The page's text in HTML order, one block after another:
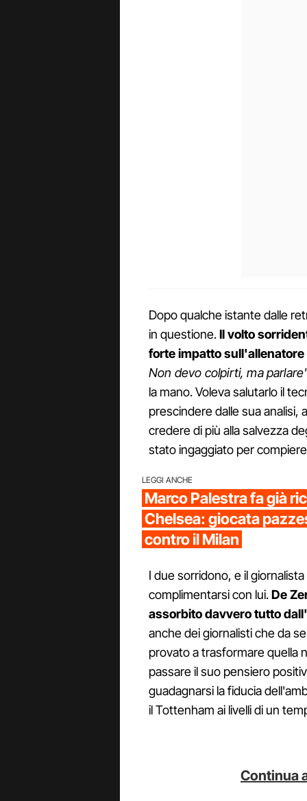
Dopo qualche istante dalle
in questione.Il volto
forte impatto
Non devo colpirti, ma
la mano. Voleva salutarlo il
prescindere dalle sua
credere di più alla salvezza
stato ingaggiato per
LEGGI ANCHE
Marco Palestra fa già
Chelsea: giocata
contro il Milan
I due sorridono, e il
complimentarsi con lui.De
assorbito davvero tutto
anche dei giornalisti che da
provato a trasformare quella
passare il suo pensiero
guadagnarsi la fiducia
il Tottenham ai livelli di un
Continua